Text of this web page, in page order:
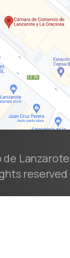
reserved